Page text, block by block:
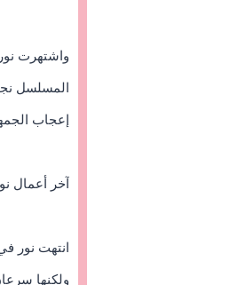
واشتهرت
المسلسل
إعجاب
آخر أعمال
انتهت نور
ولكنها